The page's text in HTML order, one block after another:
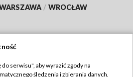
/ WROCŁAW
serwisu", aby wyrazić zgody na
śledzenia i zbierania danych,